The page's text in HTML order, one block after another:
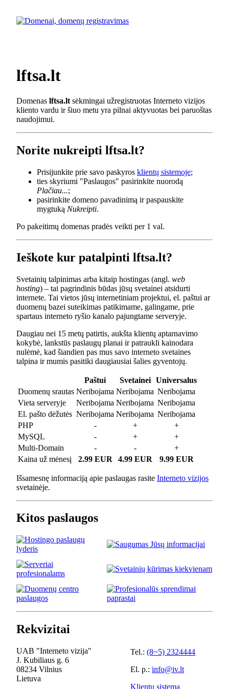
lftsa.lt
Domenas lftsa.lt sėkmingai užregistruotas Interneto vizijos
kliento vardu ir šiuo metu yra pilnai aktyvuotas bei paruoštas
naudojimui.
Norite nukreipti lftsa.lt?
Prisijunkite prie savo paskyros klientų sistemoje;
ties skyriumi "Paslaugos" pasirinkite nuorodą
Plačiau...;
pasirinkite domeno pavadinimą ir paspauskite
mygtuką Nukreipti.
Po pakeitimų domenas pradės veikti per 1 val.
Ieškote kur patalpinti lftsa.lt?
Svetainių talpinimas arba kitaip hostingas (angl. web
hosting) – tai pagrindinis būdas jūsų svetainei atsidurti
internete. Tai vietos jūsų internetiniam projektui, el. paštui ar
duomenų bazei suteikimas patikimame, galingame, prie
spartaus interneto ryšio kanalo pajungtame serveryje.
Daugiau nei 15 metų patirtis, aukšta klientų aptarnavimo
kokybė, lankstūs paslaugų planai ir patraukli kainodara
nulėmė, kad šiandien pas mus savo interneto svetaines
talpina ir mumis pasitiki daugiausiai šalies gyventojų.
Paštui Svetainei
Universalus
Duomenų srautas Neribojama Neribojama Neribojama
Vieta serveryje
Neribojama Neribojama Neribojama
El. pašto dėžutės Neribojama Neribojama Neribojama
PHP
- +
+
MySQL
- +
+
Multi-Domain
- -
+
Kaina už mėnesį
2.99 EUR 4.99 EUR 9.99 EUR
Išsamesnę informaciją apie paslaugas rasite Interneto vizijos
svetainėje.
Kitos paslaugos
Rekvizitai
UAB "Interneto vizija"
J. Kubiliaus g. 6
08234 Vilnius
Lietuva
Tel.: (8~5) 2324444
El. p.: info@iv.lt
Klientų sistema